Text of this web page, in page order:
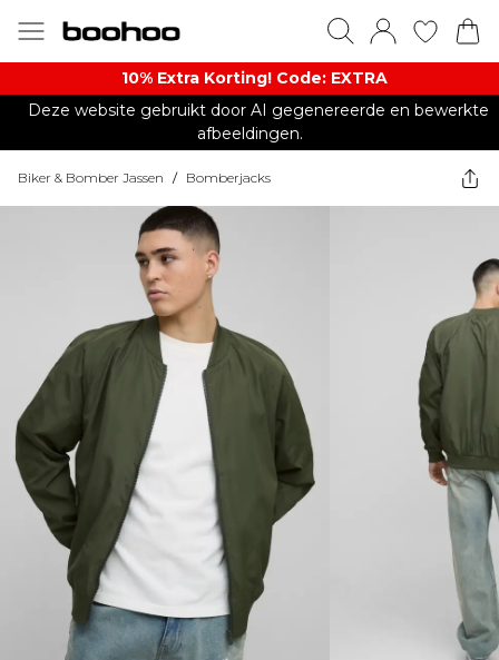
10% Extra Korting! Code: EXTRA​
Deze website gebruikt door AI gegenereerde en bewerkte
afbeeldingen.
Biker & Bomber Jassen / Bomberjacks